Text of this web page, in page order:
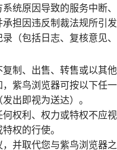
统原因导致的服务中断
担因违反制裁法规所引发
（包括日志、复核意见
制、出售、转售或以其
紫鸟浏览器可按以下任
出即视为送达）。
权利、权力或特权不应
权的行使。
并取代您与紫鸟浏览器